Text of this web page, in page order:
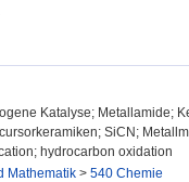
Katalyse; Metallamide;
SiCN;
hydrocarbon oxidation
Mathematik > 540 Chemie